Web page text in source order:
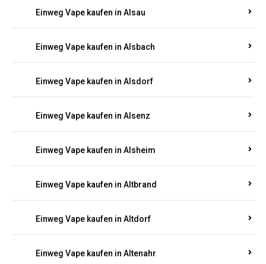
Einweg Vape kaufen in Alsau
Einweg Vape kaufen in Alsbach
Einweg Vape kaufen in Alsdorf
Einweg Vape kaufen in Alsenz
Einweg Vape kaufen in Alsheim
Einweg Vape kaufen in Altbrand
Einweg Vape kaufen in Altdorf
Einweg Vape kaufen in Altenahr